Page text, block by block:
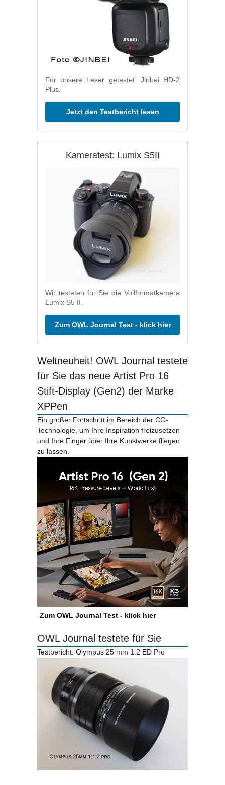
Für unsere Leser getestet: Jinbei HD-2
Plus.
Jetzt den Testbericht lesen
Kameratest: Lumix S5II
Wir testeten für Sie die Vollformatkamera
Lumix S5 II.
Zum OWL Journal Test - klick hier
Weltneuheit! OWL Journal testete
für Sie das neue Artist Pro 16
Stift-Display (Gen2) der Marke
XPPen
Ein großer Fortschritt im Bereich der CG-
Technologie, um Ihre Inspiration freizusetzen
und Ihre Finger über Ihre Kunstwerke fliegen
zu lassen.
-Zum OWL Journal Test - klick hier
OWL Journal testete für Sie
Testbericht: Olympus 25 mm 1.2 ED Pro